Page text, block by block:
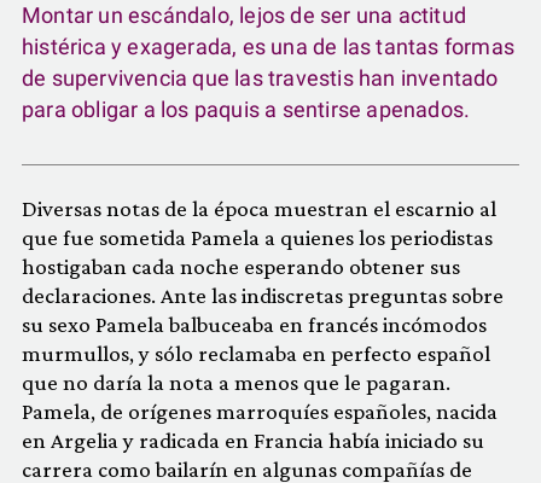
Montar un escándalo, lejos de ser una actitud
histérica y exagerada, es una de las tantas formas
de supervivencia que las travestis han inventado
para obligar a los paquis a sentirse apenados.
Diversas notas de la época muestran el escarnio al
que fue sometida Pamela a quienes los periodistas
hostigaban cada noche esperando obtener sus
declaraciones. Ante las indiscretas preguntas sobre
su sexo Pamela balbuceaba en francés incómodos
murmullos, y sólo reclamaba en perfecto español
que no daría la nota a menos que le pagaran.
Pamela, de orígenes marroquíes españoles, nacida
en Argelia y radicada en Francia había iniciado su
carrera como bailarín en algunas compañías de